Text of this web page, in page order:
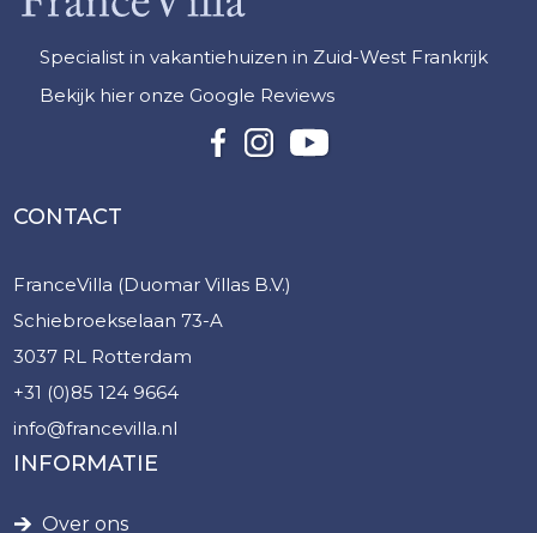
Specialist in vakantiehuizen in Zuid-West Frankrijk
Bekijk hier onze Google Reviews
CONTACT
FranceVilla (Duomar Villas B.V.)
Schiebroekselaan 73-A
3037 RL Rotterdam
+31 (0)85 124 9664
info@francevilla.nl
INFORMATIE
Over ons